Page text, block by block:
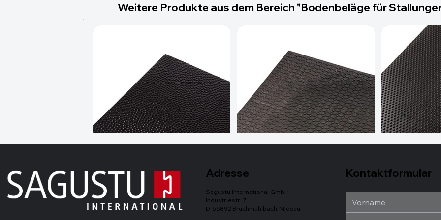
Weitere Produkte aus dem Bereich "Bodenbeläge für
Kontaktformular
Adresse
Sagustu International GmbH
Industriestr. 7
D-66892 Bruchmühlbach-Miesau